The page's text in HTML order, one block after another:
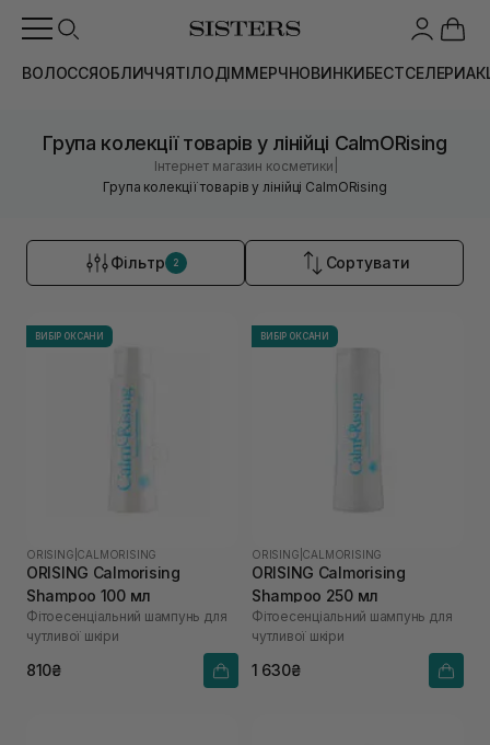
ВОЛОССЯОБЛИЧЧЯТІЛОДІММЕРЧНОВИНКИБЕСТСЕЛЕРИ
Група колекції товарів у лінійці CalmORising
Інтернет магазин косметики
Група колекції товарів у лінійці CalmORising
Фільтр 2 Сортувати
ВИБІР ОКСАНИ
ORISING CALMORISING
ORISING Calmorising
Shampoo 100 мл
Фітоесенціальний шампунь для
чутливої шкіри
810₴
ВИБІР ОКСАНИ
ORISING CALMORISING
ORISING Calmorising
Shampoo 250 мл
Фітоесенціальний шампунь для
чутливої шкіри
1 630₴